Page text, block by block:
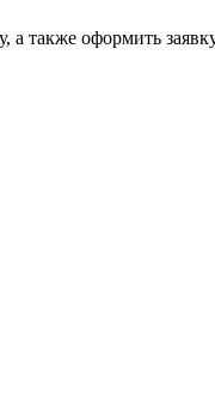
а также оформить